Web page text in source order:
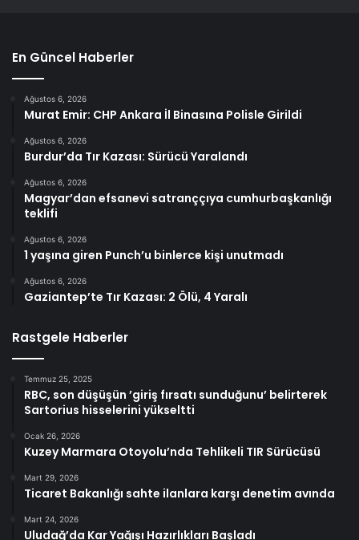
En Güncel Haberler
Ağustos 6, 2026
Murat Emir: CHP Ankara İl Binasına Polisle Girildi
Ağustos 6, 2026
Burdur’da Tır Kazası: Sürücü Yaralandı
Ağustos 6, 2026
Magyar’dan efsanevi satranççıya cumhurbaşkanlığı
teklifi
Ağustos 6, 2026
1 yaşına giren Punch’u binlerce kişi unutmadı
Ağustos 6, 2026
Gaziantep’te Tır Kazası: 2 Ölü, 4 Yaralı
Rastgele Haberler
Temmuz 25, 2025
RBC, son düşüşün ’giriş fırsatı sunduğunu’ belirterek
Sartorius hisselerini yükseltti
Ocak 26, 2026
Kuzey Marmara Otoyolu’nda Tehlikeli TIR Sürücüsü
Mart 29, 2026
Ticaret Bakanlığı sahte ilanlara karşı denetim avında
Mart 24, 2026
Uludağ’da Kar Yağışı Hazırlıkları Başladı